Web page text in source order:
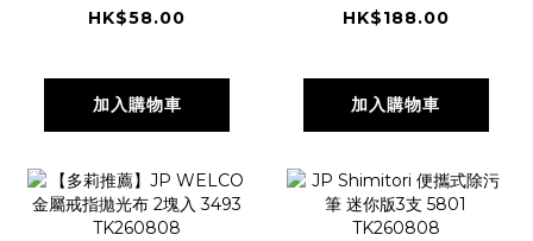
清潔刷 灰 7614
HK$58.00
加入購物車
立貝大王 155g
HK$188.00
加入購物車